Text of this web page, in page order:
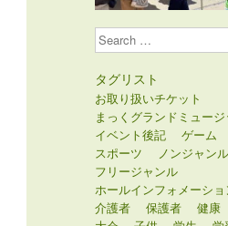
Search
タグリスト
お取り扱いチケット
まっくグランドミュージ
イベント後記
ゲーム
スポーツ
ノンジャンル
フリージャンル
ホールインフォメーショ
介護者
保護者 健康